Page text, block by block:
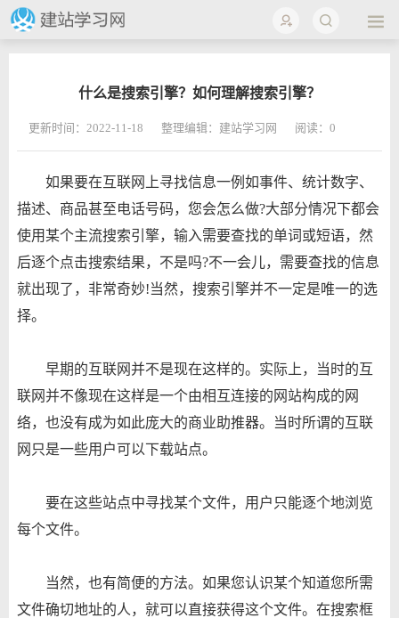
什么是搜索引擎？如何理解搜索引擎？
更新时间：2022-11-18 整理编辑：建站学习网 阅读： 0
如果要在互联网上寻找信息一例如事件、统计数字、
描述、商品甚至电话号码，您会怎么做?大部分情况下都会
使用某个主流搜索引擎，输入需要查找的单词或短语，然
后逐个点击搜索结果，不是吗?不一会儿，需要查找的信息
就出现了，非常奇妙!当然，搜索引擎并不一定是唯一的选
择。
早期的互联网并不是现在这样的。实际上，当时的互
联网并不像现在这样是一个由相互连接的网站构成的网
络，也没有成为如此庞大的商业助推器。当时所谓的互联
网只是一些用户可以下载站点。
要在这些站点中寻找某个文件，用户只能逐个地浏览
每个文件。
当然，也有简便的方法。如果您认识某个知道您所需
文件确切地址的人，就可以直接获得这个文件。在搜索框